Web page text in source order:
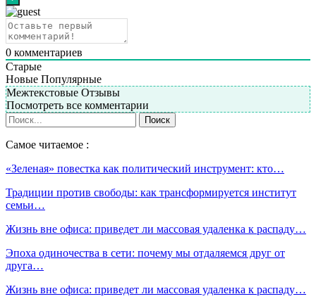
0 комментариев
Старые
Новые Популярные
Межтекстовые Отзывы
Посмотреть все комментарии
Самое читаемое :
«Зеленая» повестка как политический инструмент: кто…
Традиции против свободы: как трансформируется институт
семьи…
Жизнь вне офиса: приведет ли массовая удаленка к распаду…
Эпоха одиночества в сети: почему мы отдаляемся друг от
друга…
Жизнь вне офиса: приведет ли массовая удаленка к распаду…